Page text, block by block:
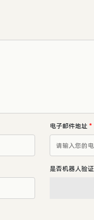
电子邮件地址 *
是否机器人验证